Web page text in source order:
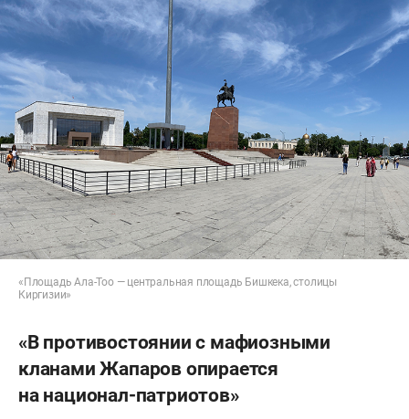
«Площадь Ала-Тоо — центральная площадь Бишкека, столицы
Киргизии»
«В противостоянии с мафиозными
кланами Жапаров опирается
на национал-патриотов»